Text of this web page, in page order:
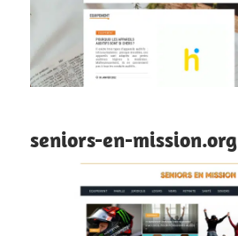
seniors-en-mission.org